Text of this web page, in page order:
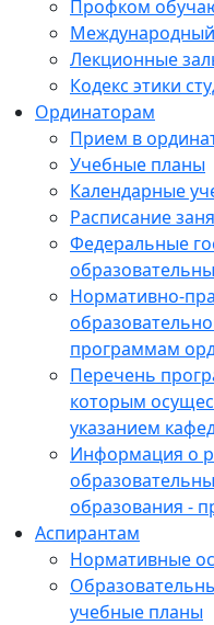
Профком
Лекционные
Кодекс этики
Ординаторам
Прием в
Учебные планы
Календарные
Расписание
Федеральные
Нормативно-
программам
Перечень
которым
указанием
Информация о
образования -
Аспирантам
Нормативные
учебные планы